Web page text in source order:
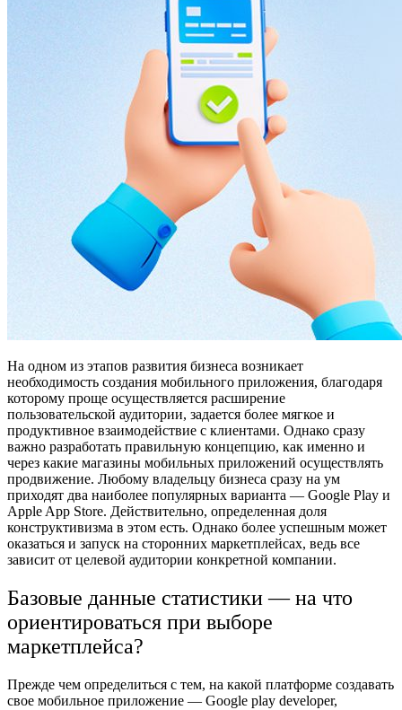
На одном из этапов развития бизнеса возникает
необходимость создания мобильного приложения, благодаря
которому проще осуществляется расширение
пользовательской аудитории, задается более мягкое и
продуктивное взаимодействие с клиентами. Однако сразу
важно разработать правильную концепцию, как именно и
через какие магазины мобильных приложений осуществлять
продвижение. Любому владельцу бизнеса сразу на ум
приходят два наиболее популярных варианта — Google Play и
Apple App Store. Действительно, определенная доля
конструктивизма в этом есть. Однако более успешным может
оказаться и запуск на сторонних маркетплейсах, ведь все
зависит от целевой аудитории конкретной компании.
Базовые данные статистики — на что
ориентироваться при выборе
маркетплейса?
Прежде чем определиться с тем, на какой платформе создавать
свое мобильное приложение — Google play developer,